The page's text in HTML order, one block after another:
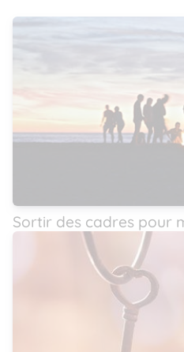
Sortir des cadres pour